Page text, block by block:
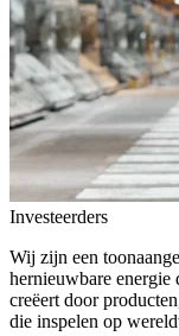
Investeerders
Wij zijn een
hernieuwbare energie
creëert door
die inspelen op